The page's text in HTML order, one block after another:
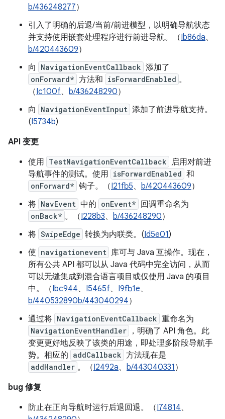
b/436248277）
引入了明确的后退/当前/前进模型，以明确导航状态
并支持使用嵌套处理程序进行前进导航。（Ib86da、
b/420443609）
向
NavigationEventCallback 添加了
onForward* 方法和 isForwardEnabled 。
（Ic100f、 b/436248290）
向
NavigationEventInput 添加了前进导航支持。
(I5734b)
API 变更
使用 TestNavigationEventCallback 启用对前进
导航事件的测试。使用 isForwardEnabled 和
onForward* 钩子。（I21fb5、 b/420443609）
将 NavEvent 中的 onEvent* 回调重命名为
onBack* 。（I228b3、 b/436248290）
将 SwipeEdge 转换为内联类。(Id5e01)
使 navigationevent 库可与 Java 互操作。现在，
所有公共 API 都可以从 Java 代码中完全访问，从而
可以无缝集成到混合语言项目或仅使用 Java 的项目
中。（Ibc944、 I5465f、 I9fb1e、
b/440532890b/443040294）
通过将 NavigationEventCallback 重命名为
NavigationEventHandler
，明确了 API 角色。此
变更更好地反映了该类的用途，即处理多阶段导航手
势。相应的 addCallback 方法现在是
addHandler 。（I2492a、 b/443040331 ）
bug 修复
防止在正向导航时运行后退回退。（I74814、